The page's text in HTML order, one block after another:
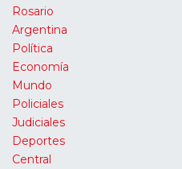
Rosario
Argentina
Política
Economía
Mundo
Policiales
Judiciales
Deportes
Central